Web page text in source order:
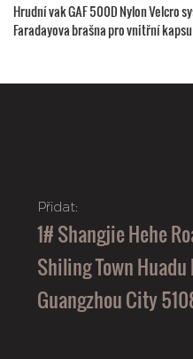
Hrudní vak GAF 500D Nylon Velcro
Faradayova brašna pro vnitřní
Přidat:
1# Shangjie Hehe
Shiling Town
Guangzhou City